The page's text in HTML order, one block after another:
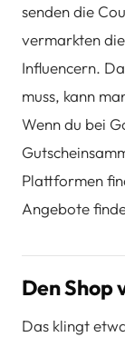
senden die
vermarkten
Influencern.
muss, kann
Wenn du bei
Plattformen
Angebote
Den Shop
Das klingt